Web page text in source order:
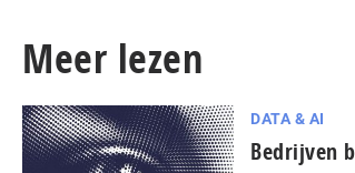
Meer lezen
DATA & AI
Bedrijven